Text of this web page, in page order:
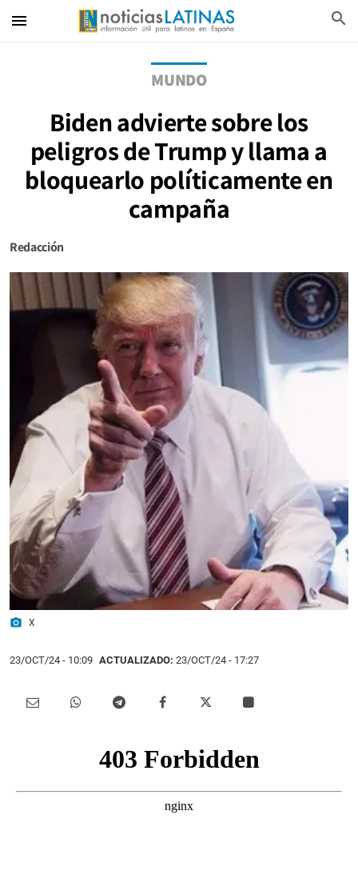
menu search
MUNDO
Biden advierte sobre los
peligros de Trump y llama a
bloquearlo políticamente en
campaña
Redacción
photo_camera X
23/OCT/24 - 10:09 ACTUALIZADO: 23/OCT/24 - 17:27